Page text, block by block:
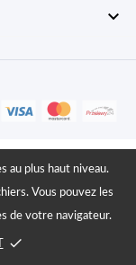

au plus haut niveau.
Vous pouvez les
de votre navigateur.
done